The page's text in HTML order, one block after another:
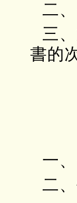
二
三
書的
一
二